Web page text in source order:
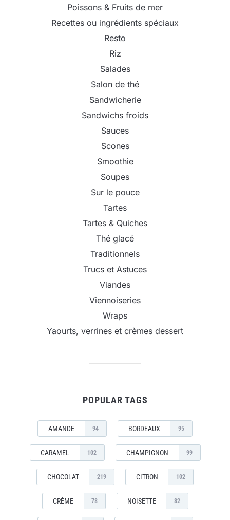
Poissons & Fruits de mer
Recettes ou ingrédients spéciaux
Resto
Riz
Salades
Salon de thé
Sandwicherie
Sandwichs froids
Sauces
Scones
Smoothie
Soupes
Sur le pouce
Tartes
Tartes & Quiches
Thé glacé
Traditionnels
Trucs et Astuces
Viandes
Viennoiseries
Wraps
Yaourts, verrines et crèmes dessert
POPULAR TAGS
AMANDE 94 BORDEAUX 95
CARAMEL 102 CHAMPIGNON 99
CHOCOLAT 219 CITRON 102
CRÈME 78 NOISETTE 82